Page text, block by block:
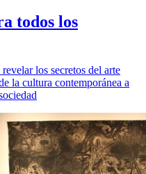
todos los
los secretos del arte
la cultura contemporánea a